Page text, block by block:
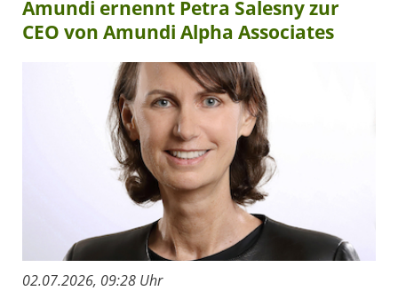
Amundi ernennt Petra Salesny zur
CEO von Amundi Alpha Associates
02.07.2026, 09:28 Uhr